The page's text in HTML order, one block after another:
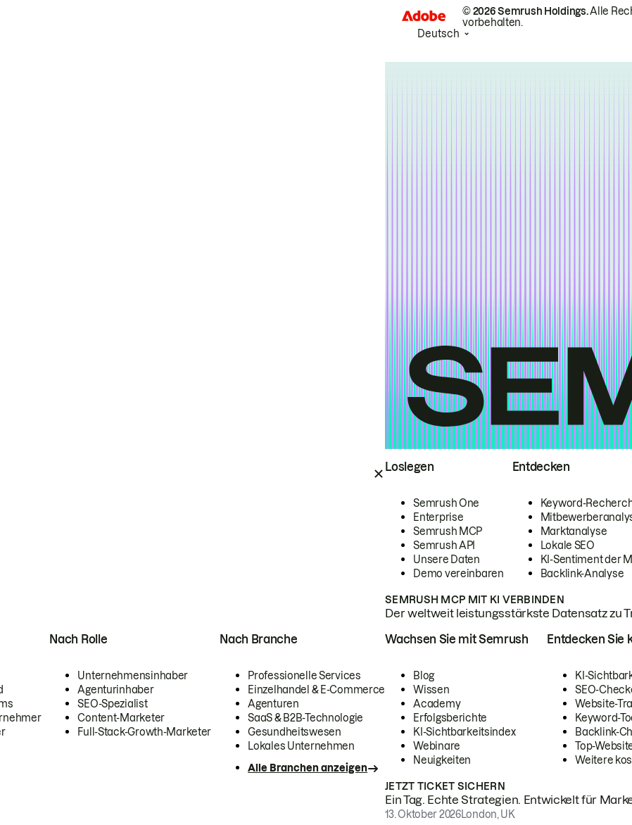
Loslegen
Semrush One
Enterprise
Semrush MCP
Semrush API
Unsere Daten
Demo vereinbaren
Entdecken
Keyword-
Marktanalyse
Lokale SEO
KI-Sentiment der
Backlink-Analyse
SEMRUSH MCP MIT KI VERBINDEN
Der weltweit leistungsstärkste Datensatz zu
Nach Rolle
Unternehmensinhaber
Agenturinhaber
SEO-Spezialist
Content-Marketer
Full-Stack-Growth-Marketer
Nach Branche
Professionelle Services
Einzelhandel & E-Commerce
Agenturen
SaaS & B2B-Technologie
Gesundheitswesen
Lokales Unternehmen
Alle Branchen anzeigen
Wachsen Sie mit Semrush
Blog
Wissen
Academy
Erfolgsberichte
KI-Sichtbarkeitsindex
Webinare
Neuigkeiten
Entdecken Sie
KI-
SEO-
Website-
Keyword-
Backlink-
Top-
Weitere
JETZT TICKET SICHERN
Ein Tag. Echte Strategien. Entwickelt für
13. Oktober 2026London, UK
© 2026 Semrush Holdings.Alle
vorbehalten.
Deutsch